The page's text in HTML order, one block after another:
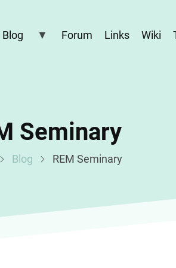
Blog Forum Links Wiki
Seminary
Blog REM Seminary